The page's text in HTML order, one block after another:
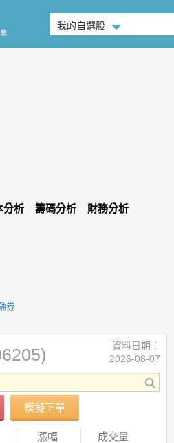
我的自選股
分析 籌碼分析 財務分析
券
模擬下單
資料日期：
2026-08-07
漲幅
成交量